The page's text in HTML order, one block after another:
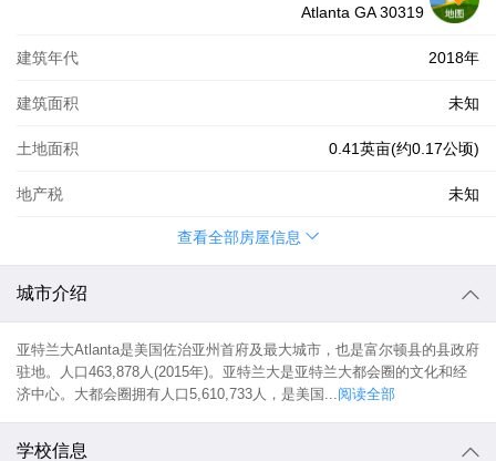
Atlanta GA 30319
建筑年代 2018年
建筑面积 未知
土地面积 0.41英亩(约0.17公顷)
地产税 未知
查看全部房屋信息
城市介绍
亚特兰大Atlanta是美国佐治亚州首府及最大城市，也是富尔顿县的县政府
驻地。人口463,878人(2015年)。亚特兰大是亚特兰大都会圈的文化和经
济中心。大都会圈拥有人口5,610,733人，是美国...阅读全部
学校信息